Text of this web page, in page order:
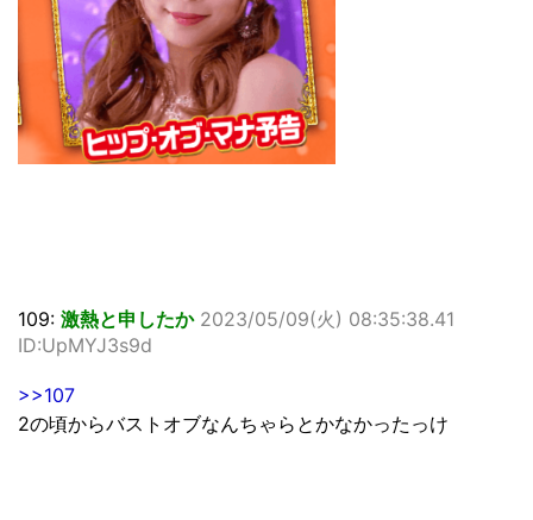
109: 激熱と申したか 2023/05/09(火) 08:35:38.41
ID:UpMYJ3s9d
>>107
2の頃からバストオブなんちゃらとかなかったっけ